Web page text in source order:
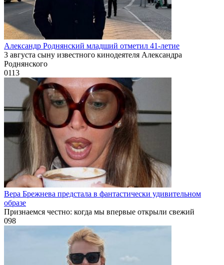
Александр Роднянский младший отметил 41-летие
3 августа сыну известного кинодеятеля Александра
Роднянского
0113
Вера Брежнева предстала в фантастически удивительном
образе
Признаемся честно: когда мы впервые открыли свежий
098